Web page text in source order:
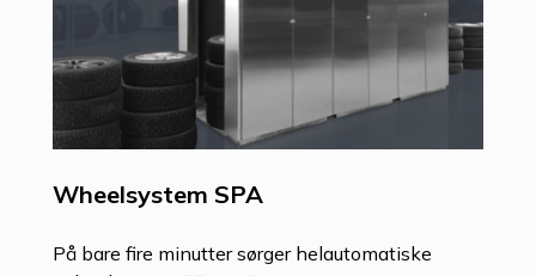
Wheelsystem SPA
På bare fire minutter sørger helautomatiske